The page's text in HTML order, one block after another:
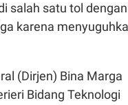
salah satu tol dengan
karena
(Dirjen) Bina Marga
Bidang Teknologi